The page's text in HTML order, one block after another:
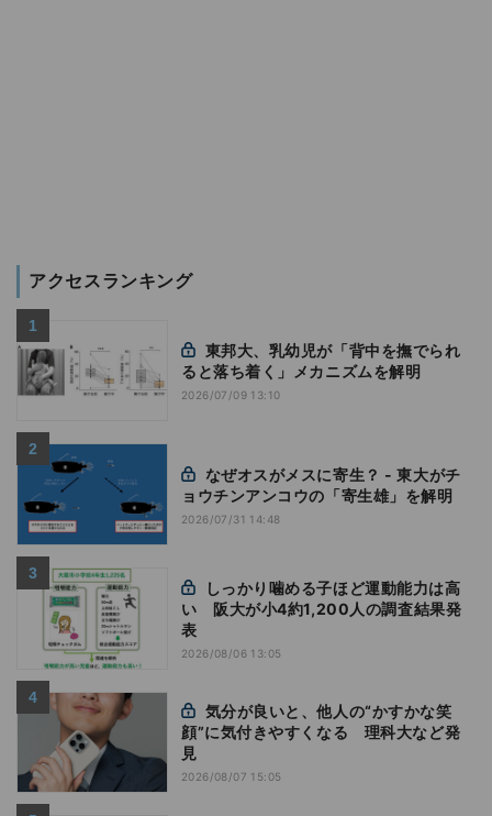
アクセスランキング
ると落ち着く」メカニズムを解明
2026/07/09 13:10
ョウチンアンコウの「寄生雄」を解明
2026/07/31 14:48
い 阪大が小4約1,200人の調査結果発
表
2026/08/06 13:05
顔”に気付きやすくなる 理科大など発
見
2026/08/07 15:05